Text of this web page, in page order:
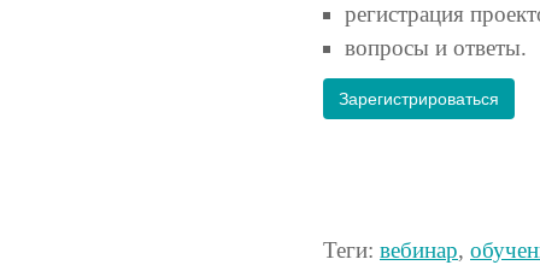
регистрация
вопросы и ответы.
Зарегистрироваться
Теги: вебинар,